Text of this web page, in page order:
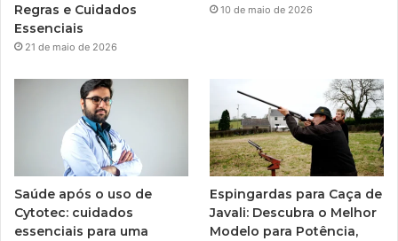
Regras e Cuidados
Essenciais
21 de maio de 2026
10 de maio de 2026
Saúde após o uso de
Cytotec: cuidados
essenciais para uma
Espingardas para Caça de
Javali: Descubra o Melhor
Modelo para Potência,